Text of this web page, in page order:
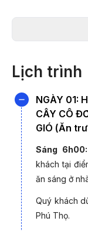
03/01/2026
Lưu ý:
Điểm đặc
săn mây
- Thưởng ngoạn
phủ, tạo nên
khiến bạn không
- Chinh phục sống
hình uốn lượn, gai
Lịch trình
NGÀY 01:
CÂY CÔ
GIÓ (Ăn
Sáng 6h00:
khách tại
ăn sáng ở
Quý khách
Phú Thọ.